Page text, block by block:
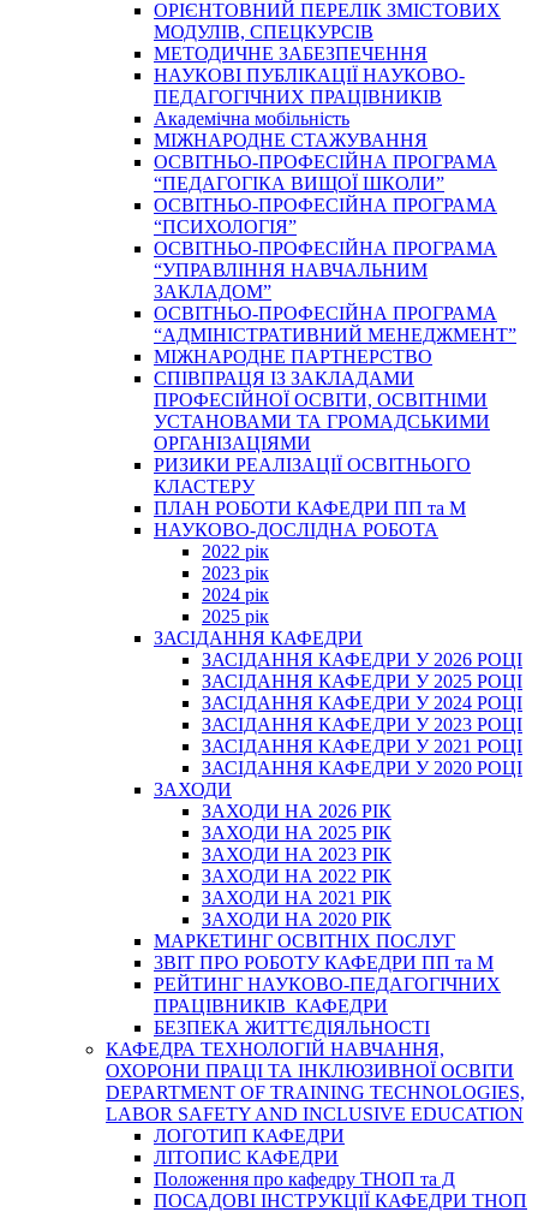
ОРІЄНТОВНИЙ ПЕРЕЛІК ЗМІСТОВИХ
МОДУЛІВ, СПЕЦКУРСІВ
МЕТОДИЧНЕ ЗАБЕЗПЕЧЕННЯ
НАУКОВІ ПУБЛІКАЦІЇ НАУКОВО-
ПЕДАГОГІЧНИХ ПРАЦІВНИКІВ
Академічна мобільність
МІЖНАРОДНЕ СТАЖУВАННЯ
ОСВІТНЬО-ПРОФЕСІЙНА ПРОГРАМА
“ПЕДАГОГІКА ВИЩОЇ ШКОЛИ”
ОСВІТНЬО-ПРОФЕСІЙНА ПРОГРАМА
“ПСИХОЛОГІЯ”
ОСВІТНЬО-ПРОФЕСІЙНА ПРОГРАМА
“УПРАВЛІННЯ НАВЧАЛЬНИМ
ЗАКЛАДОМ”
ОСВІТНЬО-ПРОФЕСІЙНА ПРОГРАМА
“АДМІНІСТРАТИВНИЙ МЕНЕДЖМЕНТ”
МІЖНАРОДНЕ ПАРТНЕРСТВО
СПІВПРАЦЯ ІЗ ЗАКЛАДАМИ
ПРОФЕСІЙНОЇ ОСВІТИ, ОСВІТНІМИ
УСТАНОВАМИ ТА ГРОМАДСЬКИМИ
ОРГАНІЗАЦІЯМИ
РИЗИКИ РЕАЛІЗАЦІЇ ОСВІТНЬОГО
КЛАСТЕРУ
ПЛАН РОБОТИ КАФЕДРИ ПП та М
НАУКОВО-ДОСЛІДНА РОБОТА
2022 рік
2023 рік
2024 рік
2025 рік
ЗАСІДАННЯ КАФЕДРИ
ЗАСІДАННЯ КАФЕДРИ У 2026 РОЦІ
ЗАСІДАННЯ КАФЕДРИ У 2025 РОЦІ
ЗАСІДАННЯ КАФЕДРИ У 2024 РОЦІ
ЗАСІДАННЯ КАФЕДРИ У 2023 РОЦІ
ЗАСІДАННЯ КАФЕДРИ У 2021 РОЦІ
ЗАСІДАННЯ КАФЕДРИ У 2020 РОЦІ
ЗАХОДИ
ЗАХОДИ НА 2026 РІК
ЗАХОДИ НА 2025 РІК
ЗАХОДИ НА 2023 РІК
ЗАХОДИ НА 2022 РІК
ЗАХОДИ НА 2021 РІК
ЗАХОДИ НА 2020 РІК
МАРКЕТИНГ ОСВІТНІХ ПОСЛУГ
3BIT ПРО РОБОТУ КАФЕДРИ ПП та М
РЕЙТИНГ НАУКОВО-ПЕДАГОГІЧНИХ
ПРАЦІВНИКІВ КАФЕДРИ
БЕЗПЕКА ЖИТТЄДІЯЛЬНОСТІ
КАФЕДРА ТЕХНОЛОГІЙ НАВЧАННЯ,
ОХОРОНИ ПРАЦІ ТА ІНКЛЮЗИВНОЇ ОСВІТИ
DEPARTMENT OF TRAINING TECHNOLOGIES,
LABOR SAFETY AND INCLUSIVE EDUCATION
ЛОГОТИП КАФЕДРИ
ЛІТОПИС КАФЕДРИ
Положення про кафедру ТНОП та Д
ПОСАДОВІ ІНСТРУКЦІЇ КАФЕДРИ ТНОП